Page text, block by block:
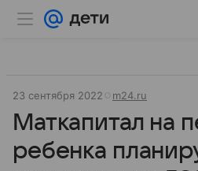
23 сентября 2022 m24.ru
Маткапитал на
ребенка